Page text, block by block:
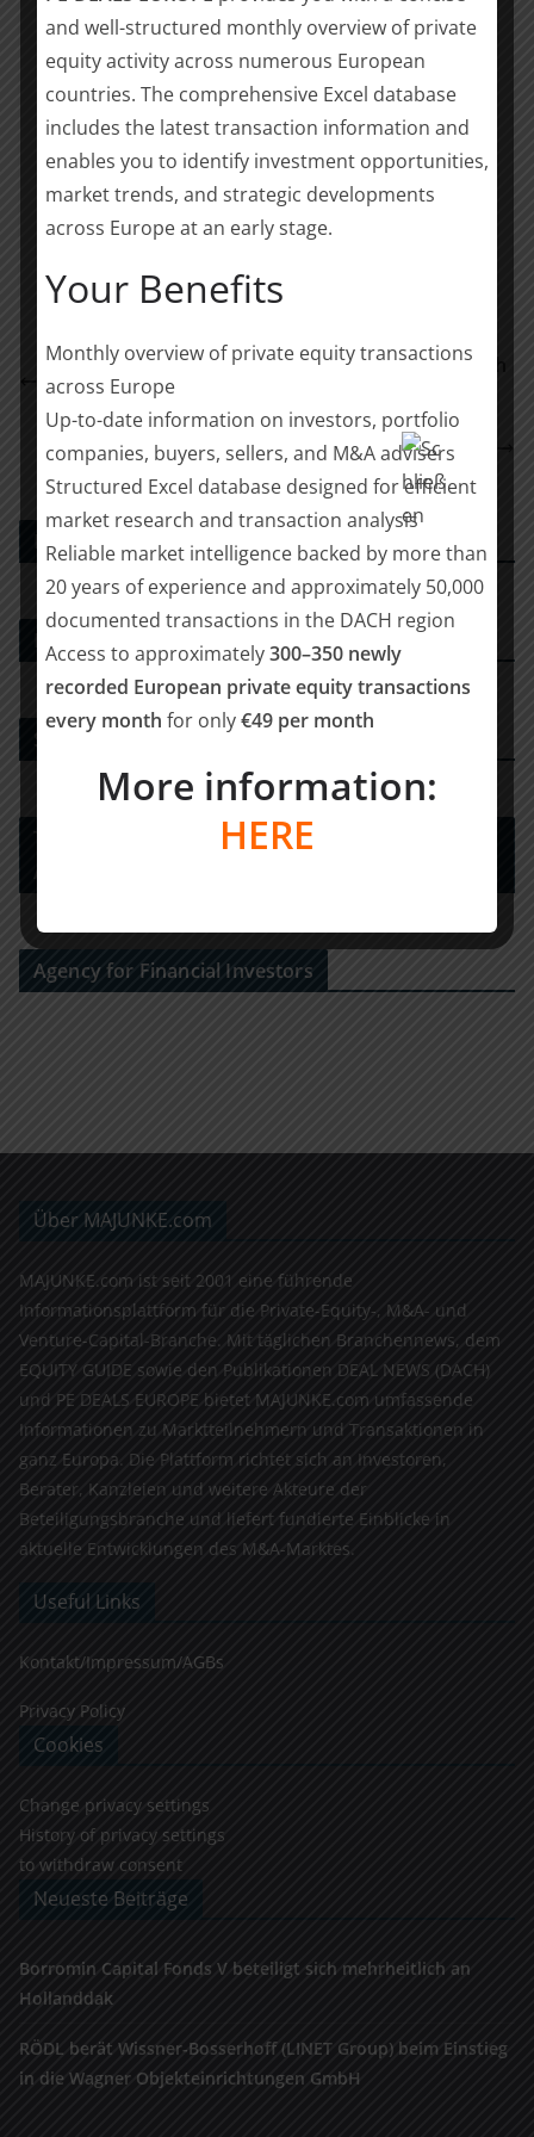
Die Gesellschafterin der BASS-Gruppe wurde darüber
hinaus im Bereich Tax von der REVISA Treuhand GmbH
– Wirtschaftsprüfungsgesellschaft – (Stefan Schwarz,
Dipl.-Betriebswirt (BA), Wirtschaftsprüfer und
Steuerberater, Neckarsulm) beraten.
Teilen mit:
Teilen
HTGF Portfoliounternehmen: Cunesoft schließt sich
mit Phlexglobal zusammen
Vier Neuzugänge bei der Investmentbank Bryan,
Garnier & Co in München
PE DEALS EUROPE
M&A-Advisor
Strategy Consulting
Tax Advisory Services and Financial / Deal
Advisory
Agency for Financial Investors
Über MAJUNKE.com
MAJUNKE.com ist seit 2001 eine führende
Informationsplattform für die Private-Equity-, M&A- und
Venture-Capital-Branche. Mit täglichen Branchennews, dem
EQUITY GUIDE sowie den Publikationen DEAL NEWS (DACH)
und PE DEALS EUROPE bietet MAJUNKE.com umfassende
Informationen zu Marktteilnehmern und Transaktionen in
ganz Europa. Die Plattform richtet sich an Investoren,
Berater, Kanzleien und weitere Akteure der
Beteiligungsbranche und liefert fundierte Einblicke in
aktuelle Entwicklungen des M&A-Marktes.
Useful Links
Kontakt/Impressum/AGBs
Privacy Policy
Cookies
Change privacy settings
History of privacy settings
to withdraw consent
Neueste Beiträge
Borromin Capital Fonds V beteiligt sich mehrheitlich an
Hollanddak
RÖDL berät Wissner-Bosserhoff (LINET Group) beim Einstieg
in die Wagner Objekteinrichtungen GmbH
and well-structured monthly overview of private
equity activity across numerous European
countries. The comprehensive Excel database
includes the latest transaction information and
enables you to identify investment opportunities,
market trends, and strategic developments
across Europe at an early stage.
Your Benefits
Monthly overview of private equity transactions
across Europe
Up-to-date information on investors, portfolio
companies, buyers, sellers, and M&A advisers
Structured Excel database designed for efficient
market research and transaction analysis
Reliable market intelligence backed by more than
20 years of experience and approximately 50,000
documented transactions in the DACH region
Access to approximately300–350 newly
recorded European private equity transactions
every month for only€49 per month
More information:
HERE